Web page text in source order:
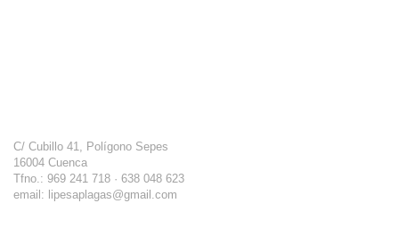
C/ Cubillo 41, Polígono Sepes
16004 Cuenca
Tfno.: 969 241 718 · 638 048 623
email: lipesaplagas@gmail.com